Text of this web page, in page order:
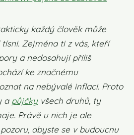
každý člověk může
Zejména ti z vás, kteří
a nedosahují příliš
ke značnému
na nebývalé inflaci. Proto
a půjčkyvšech druhů, ty
Právě u nich je ale
abyste se v budoucnu